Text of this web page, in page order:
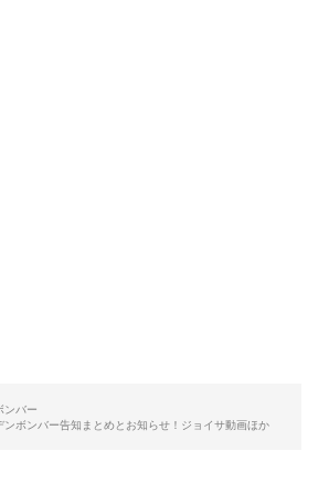
ンバー
ボンバー告知まとめとお知らせ！ジョイサ動画ほか